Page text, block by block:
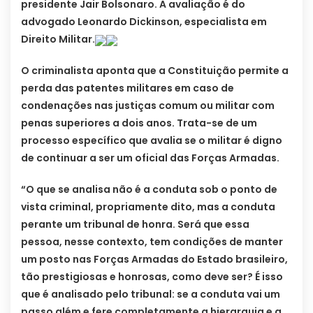
presidente Jair Bolsonaro. A avaliação é do
advogado Leonardo Dickinson, especialista em
Direito Militar.
O criminalista aponta que a Constituição permite a
perda das patentes militares em caso de
condenações nas justiças comum ou militar com
penas superiores a dois anos. Trata-se de um
processo específico que avalia se o militar é digno
de continuar a ser um oficial das Forças Armadas.
“O que se analisa não é a conduta sob o ponto de
vista criminal, propriamente dito, mas a conduta
perante um tribunal de honra. Será que essa
pessoa, nesse contexto, tem condições de manter
um posto nas Forças Armadas do Estado brasileiro,
tão prestigiosas e honrosas, como deve ser? É isso
que é analisado pelo tribunal: se a conduta vai um